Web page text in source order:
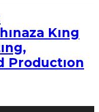
Kıng
Productıon